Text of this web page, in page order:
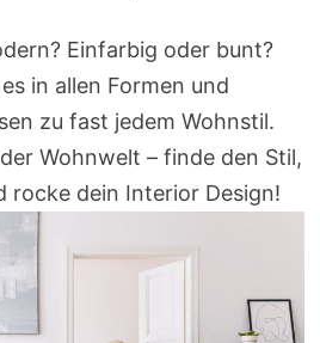
Einfarbig oder bunt?
in allen Formen und
zu fast jedem Wohnstil.
Wohnwelt – finde den Stil,
rocke dein Interior Design!